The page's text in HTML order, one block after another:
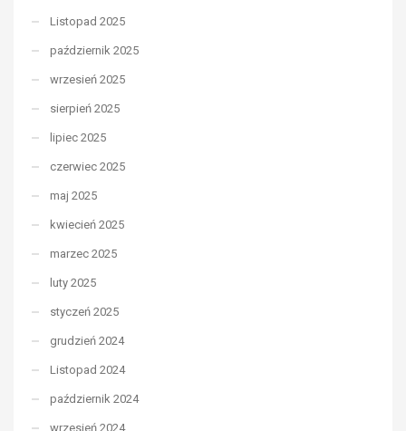
Listopad 2025
październik 2025
wrzesień 2025
sierpień 2025
lipiec 2025
czerwiec 2025
maj 2025
kwiecień 2025
marzec 2025
luty 2025
styczeń 2025
grudzień 2024
Listopad 2024
październik 2024
wrzesień 2024